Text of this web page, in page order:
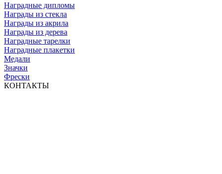
Наградные дипломы
Награды из стекла
Награды из акрила
Награды из дерева
Наградные тарелки
Наградные плакетки
Медали
Значки
Фрески
КОНТАКТЫ